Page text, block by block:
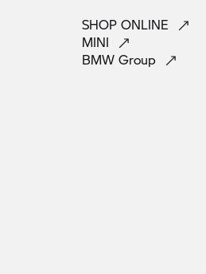
SHOP ONLINE
MINI
BMW Group